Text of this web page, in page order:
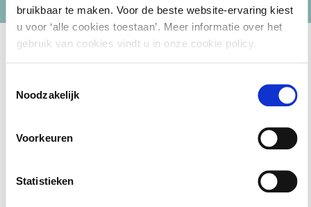
bruikbaar te maken. Voor de beste website-ervaring kiest
u voor ‘alle cookies toestaan’. Meer informatie over het
gebruik van cookies vindt u in onze cookie policy.
Noodzakelijk
Voorkeuren
Statistieken
Materiaal
materiaal